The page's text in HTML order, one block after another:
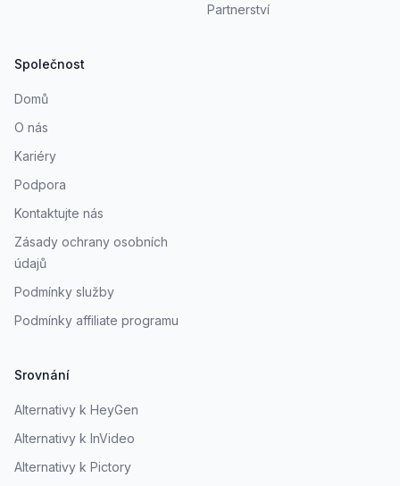
Partnerství
Společnost
Domů
O nás
Kariéry
Podpora
Kontaktujte nás
Zásady ochrany osobních
údajů
Podmínky služby
Podmínky affiliate programu
Srovnání
Alternativy k HeyGen
Alternativy k InVideo
Alternativy k Pictory